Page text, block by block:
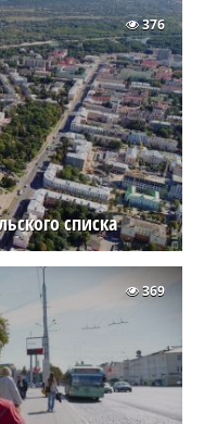
списка
376
369